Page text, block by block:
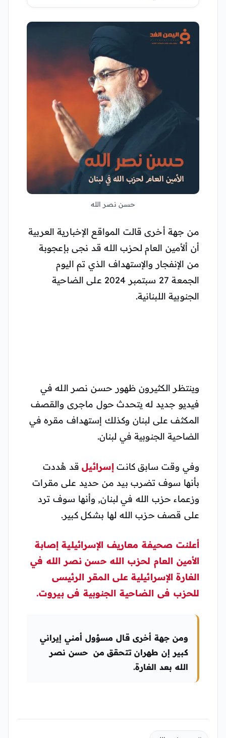
إسرائيلية على سوريا
حسن نصر الله
من جهة أخرى قالت المواقع الإخبارية العربية
أن ألأمين العام لحزب الله قد نجى بإعجوبة
من الإنفجار والإستهداف الذي تم اليوم
الجمعة 27 سبتمبر 2024 على الضاحية
الجنوبية اللبنانية.
وينتظر الكثيرون ظهور حسن نصر الله في
فيديو جديد له يتحدث حول ماجرى والقصف
المكثف على لبنان وكذلك إستهداف مقره في
الضاحية الجنوبية في لبنان.
وفي وقت سابق كانت إسرائيلقد هُددت
بأنها سوف تضرب بيد من حديد على مقرات
وزعماء حزب الله في لبنان, وأنها سوف ترد
على قصف حزب الله لها بشكل كبير.
أعلنت صحيفة معاريف الإسرائيلية إصابة
الأمين العام لحزب الله حسن نصر الله في
الغارة الإسرائيلية على المقر الرئيسى
للحزب فى الضاحية الجنوبية فىبيروت.
ومن جهة أخرى قال مسؤول أمني إيراني
كبير إن طهران تتحقق من حسن نصر
الله بعد الغارة.